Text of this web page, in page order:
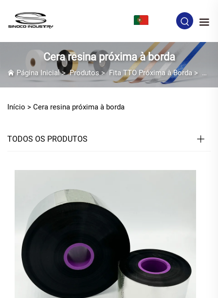
Cera resina próxima à borda
Página Inicial>Produtos >Fita TTO Próxima à Borda >
Início > Cera resina próxima à borda
TODOS OS PRODUTOS